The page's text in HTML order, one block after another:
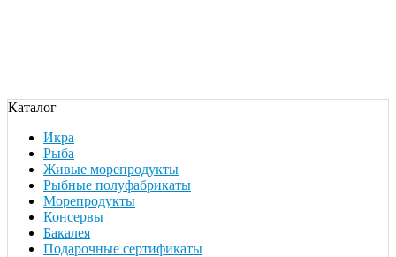
Каталог
Икра
Рыба
Живые морепродукты
Рыбные полуфабрикаты
Морепродукты
Консервы
Бакалея
Подарочные сертификаты